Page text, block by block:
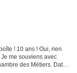
! 10 ans ! Oui, rien
me souviens avec
des Métiers. Date